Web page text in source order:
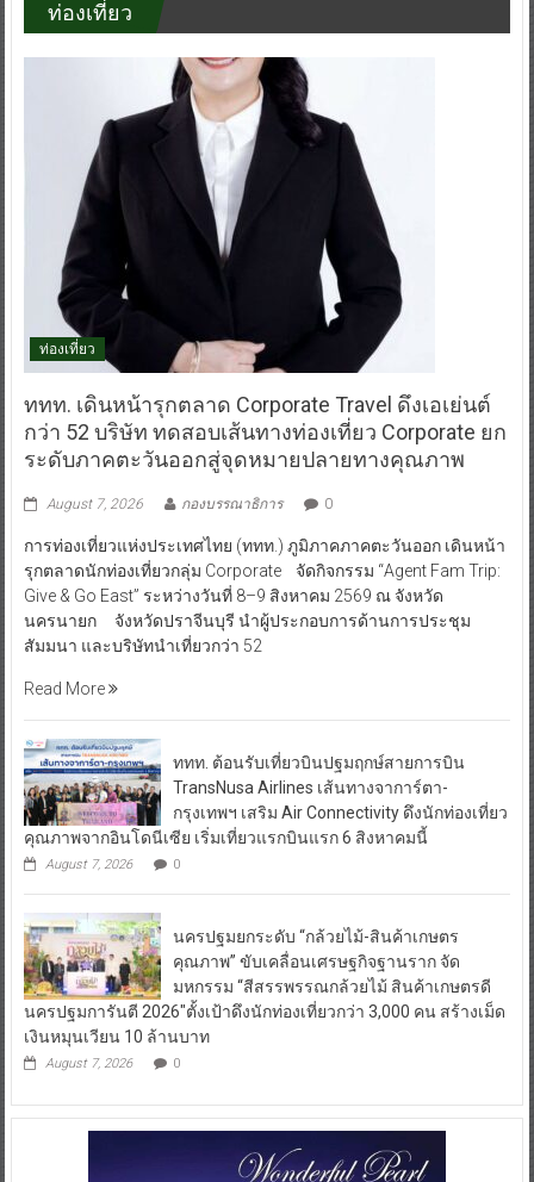
ท่องเที่ยว
ท่องเที่ยว
ททท. เดินหน้ารุกตลาด Corporate Travel ดึงเอเย่นต์
กว่า 52 บริษัท ทดสอบเส้นทางท่องเที่ยว Corporate ยก
ระดับภาคตะวันออกสู่จุดหมายปลายทางคุณภาพ
August 7, 2026 กองบรรณาธิการ 0
การท่องเที่ยวแห่งประเทศไทย (ททท.) ภูมิภาคภาคตะวันออก เดินหน้า
รุกตลาดนักท่องเที่ยวกลุ่ม Corporate จัดกิจกรรม “Agent Fam Trip:
Give & Go East” ระหว่างวันที่ 8–9 สิงหาคม 2569 ณ จังหวัด
นครนายก จังหวัดปราจีนบุรี นำผู้ประกอบการด้านการประชุม
สัมมนา และบริษัทนำเที่ยวกว่า 52
Read More
ททท. ต้อนรับเที่ยวบินปฐมฤกษ์สายการบิน
TransNusa Airlines เส้นทางจาการ์ตา-
กรุงเทพฯ เสริม Air Connectivity ดึงนักท่องเที่ยว
คุณภาพจากอินโดนีเซีย เริ่มเที่ยวแรกบินแรก 6 สิงหาคมนี้
August 7, 2026 0
นครปฐมยกระดับ “กล้วยไม้-สินค้าเกษตร
คุณภาพ” ขับเคลื่อนเศรษฐกิจฐานราก จัด
มหกรรม “สีสรรพรรณกล้วยไม้ สินค้าเกษตรดี
นครปฐมการันตี 2026″ตั้งเป้าดึงนักท่องเที่ยวกว่า 3,000 คน สร้างเม็ด
เงินหมุนเวียน 10 ล้านบาท
August 7, 2026 0